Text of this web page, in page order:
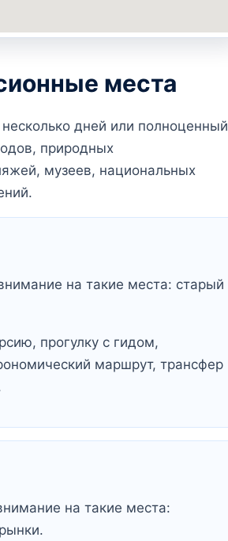
места
дней или полноценный
природных
музеев, национальных
на такие места: старый
прогулку с гидом,
маршрут, трансфер
на такие места: